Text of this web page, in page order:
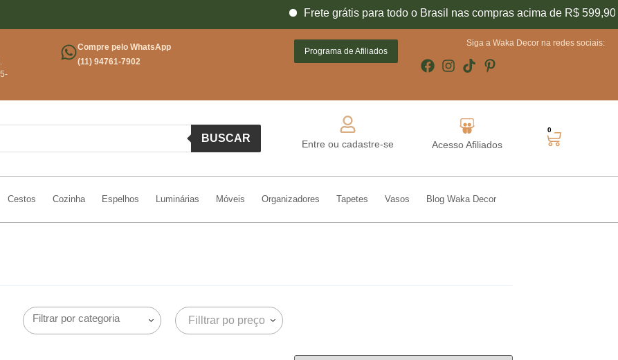
Frete grátis para todo o Brasil nas compras acima de R$ 599,90
Compre pelo WhatsApp
(11) 94761-7902
Conheça o nosso
Programa de Afiliados
Siga a Waka Decor na redes sociais:
BUSCAR Entre ou cadastre-se Acesso Afiliados
0
Cestos Cozinha Espelhos Luminárias Móveis Organizadores Tapetes Vasos Blog Waka Decor
Filltrar po preço